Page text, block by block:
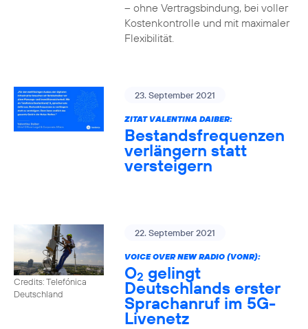
– ohne Vertragsbindung, bei voller
Kostenkontrolle und mit maximaler
Flexibilität.
23. September 2021
ZITAT VALENTINA DAIBER:
Bestandsfrequenzen
verlängern statt
versteigern
Credits: Telefónica
Deutschland
22. September 2021
VOICE OVER NEW RADIO (VONR):
O2 gelingt
Deutschlands erster
Sprachanruf im 5G-
Livenetz